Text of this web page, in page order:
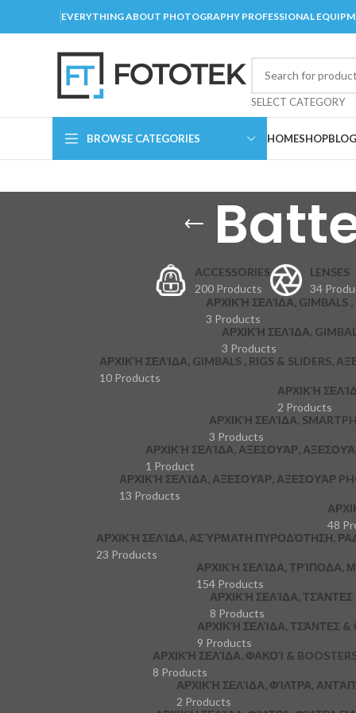
EVERYTHING ABOUT PHOTOGRAPHY PROFESSIONAL
SELECT CATEGORY
BROWSE CATEGORIES HOMESHOPBLOG
ACCESSORIES
200 Products
LENSES
34
ΑΡΧΙΚΉ ΣΕΛΊΔΑ, GIMBALS ,
3 Products
ΑΡΧΙΚΉ ΣΕΛΊΔΑ,
3 Products
ΑΡΧΙΚΉ ΣΕΛΊΔΑ, GIMBALS , RIGS & SLIDERS,
10 Products
ΑΡΧΙΚΉ
2 Products
ΑΡΧΙΚΉ ΣΕΛΊΔΑ,
3 Products
ΑΡΧΙΚΉ ΣΕΛΊΔΑ, ΑΞΕΣΟΥΆΡ,
1 Product
ΑΡΧΙΚΉ ΣΕΛΊΔΑ, ΑΞΕΣΟΥΆΡ, ΑΞΕΣΟΥΆΡ
13 Products
48
ΑΡΧΙΚΉ ΣΕΛΊΔΑ, ΑΣΎΡΜΑΤΗ ΠΥΡΟΔΌΤΗΣΗ,
23 Products
ΑΡΧΙΚΉ ΣΕΛΊΔΑ, ΤΡΊΠΟΔΑ,
154 Products
ΑΡΧΙΚΉ ΣΕΛΊΔΑ,
8 Products
ΑΡΧΙΚΉ ΣΕΛΊΔΑ, ΤΣΆΝΤΕΣ
9 Products
ΑΡΧΙΚΉ ΣΕΛΊΔΑ, ΦΑΚΟΊ &
8 Products
ΑΡΧΙΚΉ ΣΕΛΊΔΑ, ΦΊΛΤΡΑ,
2 Products